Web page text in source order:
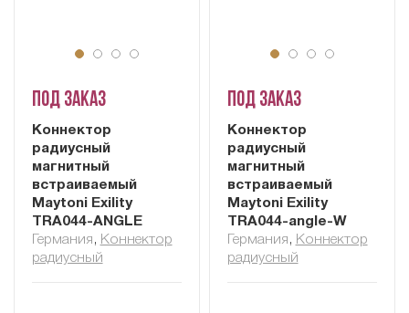
Под заказ
Коннектор
радиусный
магнитный
встраиваемый
Maytoni Exility
TRA044-ANGLE
Германия , Коннектор
радиусный
Под заказ
Коннектор
радиусный
магнитный
встраиваемый
Maytoni Exility
TRA044-angle-W
Германия , Коннектор
радиусный